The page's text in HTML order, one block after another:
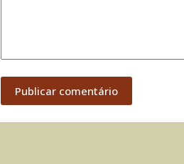
Publicar comentário